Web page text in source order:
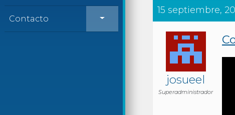
Contacto
15 septiembre,
josueel
Superadministrador